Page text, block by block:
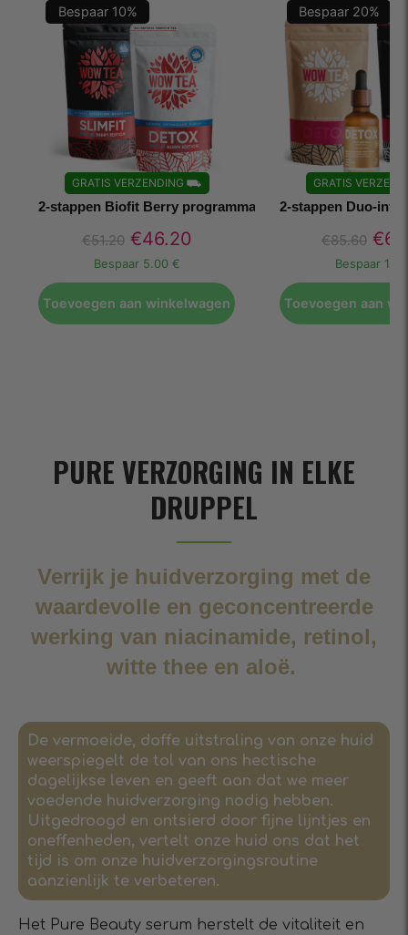
Bespaar 10%
GRATIS VERZENDING ⛟
2-stappen Biofit Berry programma
€51.20 €46.20
Bespaar 5.00 €
Toevoegen aan winkelwagen
Bespaar 20%
GRATIS
2-stappen Duo-
€85.60 €
Bespaar
Toevoegen aan
PURE VERZORGING IN ELKE
DRUPPEL
Verrijk je huidverzorging met de
waardevolle en geconcentreerde
werking van niacinamide, retinol,
witte thee en aloë.
De vermoeide, doffe uitstraling van onze huid
weerspiegelt de tol van ons hectische
dagelijkse leven en geeft aan dat we meer
voedende huidverzorging nodig hebben.
Uitgedroogd en ontsierd door fijne lijntjes en
oneffenheden, vertelt onze huid ons dat het
tijd is om onze huidverzorgingsroutine
aanzienlijk te verbeteren.
Het Pure Beauty serum herstelt de vitaliteit en